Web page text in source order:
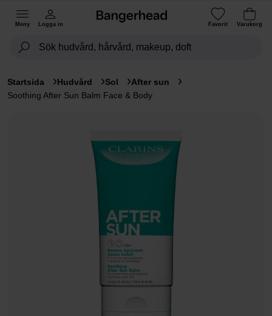
Meny Logga in Favorit Varukorg
Startsida Hudvård Sol
After sun
Soothing After Sun Balm Face & Body